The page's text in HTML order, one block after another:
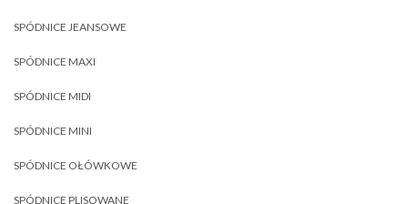
SPÓDNICE JEANSOWE
SPÓDNICE MAXI
SPÓDNICE MIDI
SPÓDNICE MINI
SPÓDNICE OŁÓWKOWE
SPÓDNICE PLISOWANE